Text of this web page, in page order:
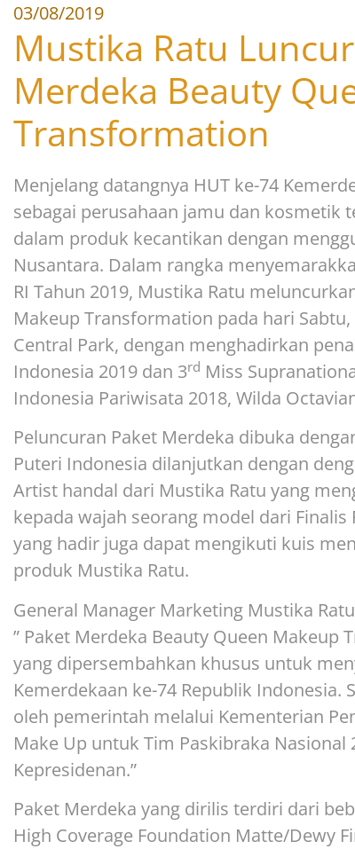
03/08/2019
Mustika Ratu
Merdeka Beauty
Transformation
Menjelang datangnya HUT ke-74
sebagai perusahaan jamu dan kosmetik
dalam produk kecantikan dengan
Nusantara. Dalam rangka
RI Tahun 2019, Mustika Ratu
Makeup Transformation pada hari
Central Park, dengan menghadirkan
Indonesia 2019 dan 3rd Miss
Indonesia Pariwisata 2018, Wilda
Peluncuran Paket Merdeka dibuka
Puteri Indonesia dilanjutkan dengan
Artist handal dari Mustika Ratu yang
kepada wajah seorang model dari
yang hadir juga dapat mengikuti kuis
produk Mustika Ratu.
General Manager Marketing Mustika
” Paket Merdeka Beauty Queen
yang dipersembahkan khusus untuk
Kemerdekaan ke-74 Republik Indonesia.
oleh pemerintah melalui Kementerian
Make Up untuk Tim Paskibraka Nasional
Kepresidenan.”
Paket Merdeka yang dirilis terdiri dari
High Coverage Foundation Matte/Dewy